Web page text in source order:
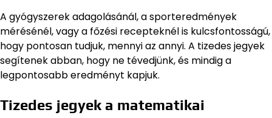
A gyógyszerek adagolásánál, a sporteredmények
mérésénél, vagy a főzési recepteknél is kulcsfontosságú,
hogy pontosan tudjuk, mennyi az annyi. A tizedes jegyek
segítenek abban, hogy ne tévedjünk, és mindig a
legpontosabb eredményt kapjuk.
Tizedes jegyek a matematikai